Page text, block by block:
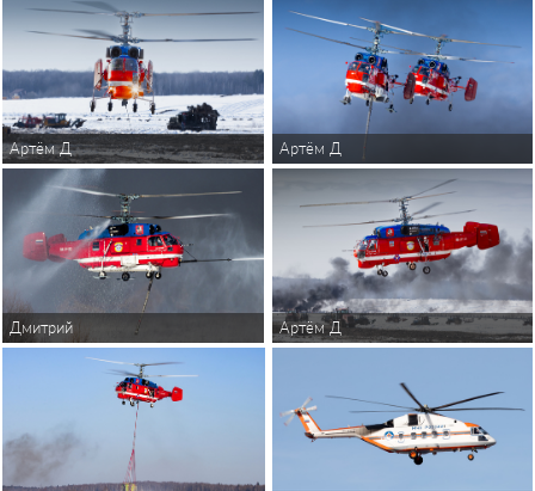
Артём Д Артём Д
Дмитрий Артём Д